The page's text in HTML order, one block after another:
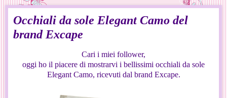
Occhiali da sole Elegant Camo del
brand Excape
Cari i miei follower,
oggi ho il piacere di mostrarvi i bellissimi occhiali da sole
Elegant Camo, ricevuti dal brand Excape.